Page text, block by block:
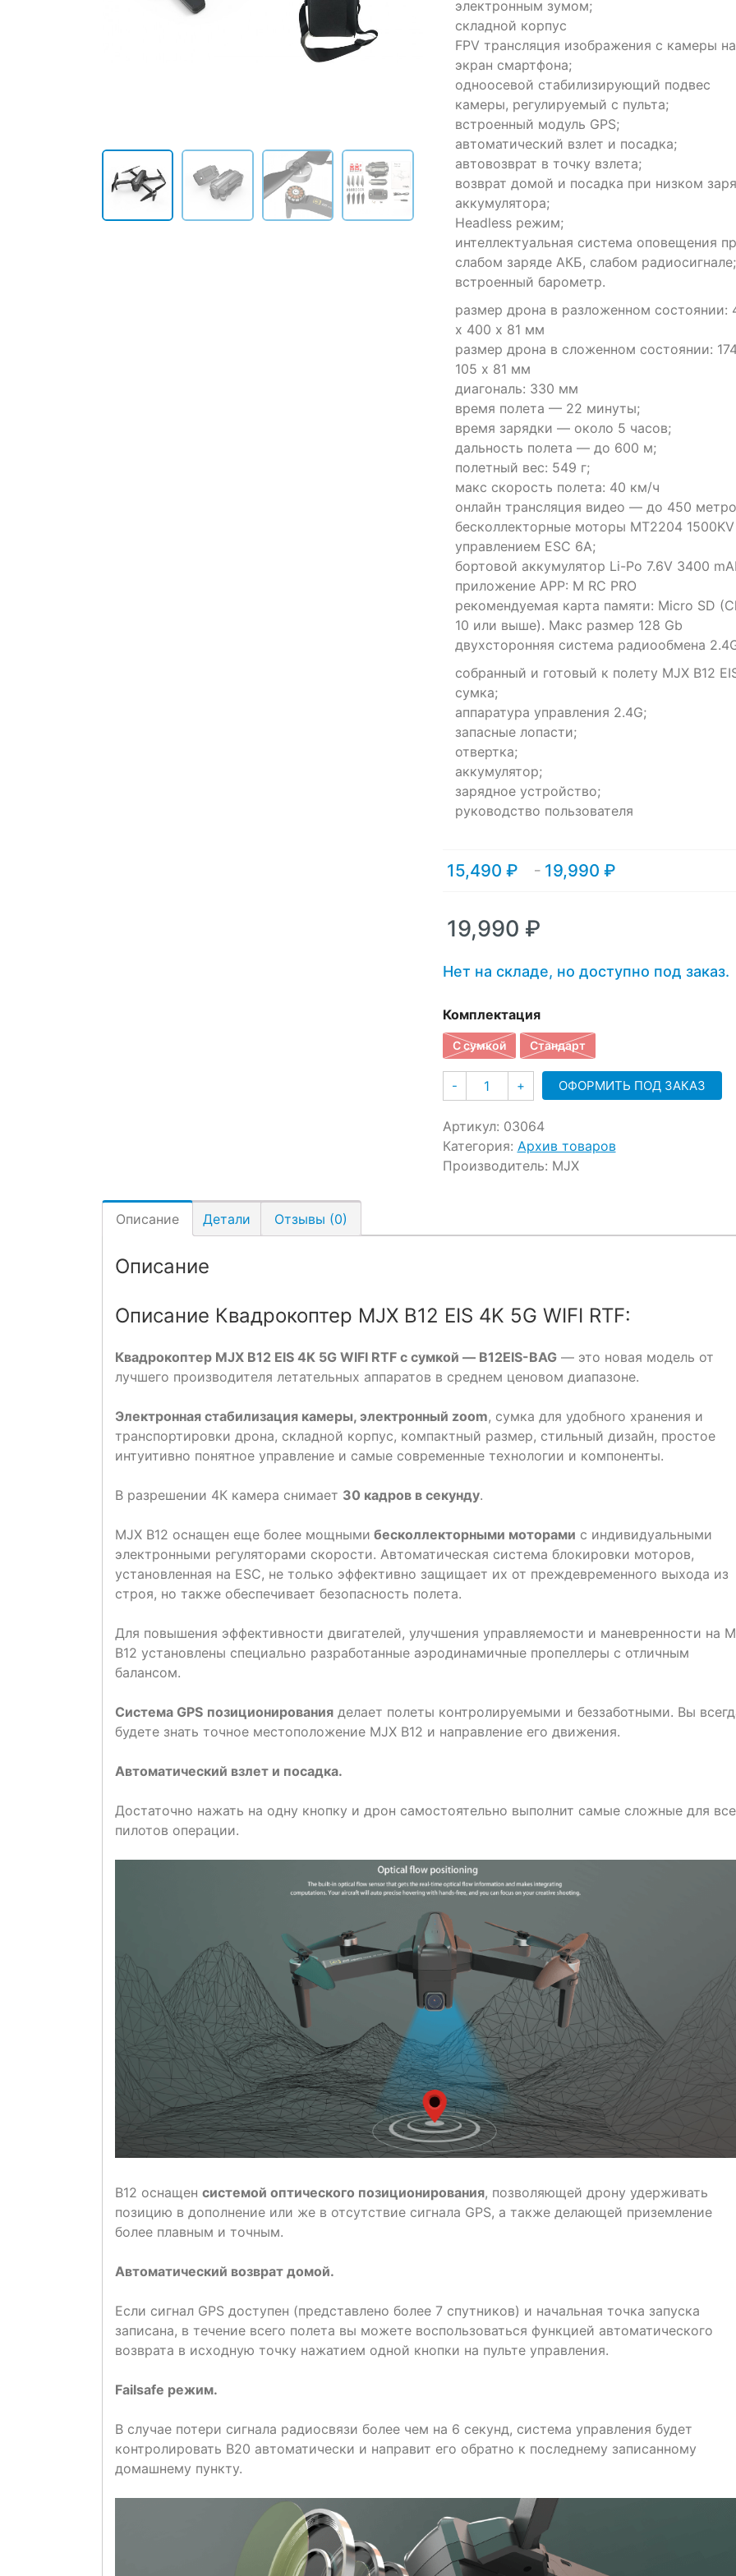
электронным зумом;
складной корпус
FPV трансляция изображения с камеры на
экран смартфона;
одноосевой стабилизирующий подвес
камеры, регулируемый с пульта;
встроенный модуль GPS;
автоматический взлет и посадка;
автовозврат в точку взлета;
возврат домой и посадка при низком
аккумулятора;
Headless режим;
интеллектуальная система оповещения
слабом заряде АКБ, слабом радиосигнале;
встроенный барометр.
размер дрона в разложенном состоянии:
х 400 х 81 мм
размер дрона в сложенном состоянии:
105 х 81 мм
диагональ: 330 мм
время полета — 22 минуты;
время зарядки — около 5 часов;
дальность полета — до 600 м;
полетный вес: 549 г;
макс скорость полета: 40 км/ч
онлайн трансляция видео — до 450
бесколлекторные моторы MT2204
управлением ESC 6А;
бортовой аккумулятор Li-Po 7.6V 3400
приложение APP: M RC PRO
рекомендуемая карта памяти: Micro SD
10 или выше). Макс размер 128 Gb
двухсторонняя система радиообмена
собранный и готовый к полету MJX B12
сумка;
аппаратура управления 2.4G;
запасные лопасти;
отвертка;
аккумулятор;
зарядное устройство;
руководство пользователя
15,490 ₽ – 19,990 ₽
Диапазон
19,990 ₽
19,990 ₽
Нет на складе, но доступно под заказ.
Комплектация
С сумкой Стандарт
- Количество
+ ОФОРМИТЬ ПОД ЗАКАЗ
Артикул: 03064
Категория: Архив товаров
Производитель: MJX
Описание Детали Отзывы (0)
Описание
Описание Квадрокоптер MJX B12 EIS 4K 5G WIFI RTF:
Квадрокоптер MJX B12 EIS 4K 5G WIFI RTF с сумкой — B12EIS-BAG — это новая модель от
лучшего производителя летательных аппаратов в среднем ценовом диапазоне.
Электронная стабилизация камеры, электронный zoom, сумка для удобного хранения и
транспортировки дрона, складной корпус, компактный размер, стильный дизайн, простое
интуитивно понятное управление и самые современные технологии и компоненты.
В разрешении 4К камера снимает 30 кадров в секунду.
MJX B12 оснащен еще более мощными бесколлекторными моторами с индивидуальными
электронными регуляторами скорости. Автоматическая система блокировки моторов,
установленная на ESC, не только эффективно защищает их от преждевременного выхода из
строя, но также обеспечивает безопасность полета.
Для повышения эффективности двигателей, улучшения управляемости и маневренности на
B12 установлены специально разработанные аэродинамичные пропеллеры с отличным
балансом.
Система GPS позиционирования делает полеты контролируемыми и беззаботными. Вы
будете знать точное местоположение MJX B12 и направление его движения.
Автоматический взлет и посадка.
Достаточно нажать на одну кнопку и дрон самостоятельно выполнит самые сложные для
пилотов операции.
B12 оснащен системой оптического позиционирования, позволяющей дрону удерживать
позицию в дополнение или же в отсутствие сигнала GPS, а также делающей приземление
более плавным и точным.
Автоматический возврат домой.
Если сигнал GPS доступен (представлено более 7 спутников) и начальная точка запуска
записана, в течение всего полета вы можете воспользоваться функцией автоматического
возврата в исходную точку нажатием одной кнопки на пульте управления.
Failsafe режим.
В случае потери сигнала радиосвязи более чем на 6 секунд, система управления будет
контролировать B20 автоматически и направит его обратно к последнему записанному
домашнему пункту.